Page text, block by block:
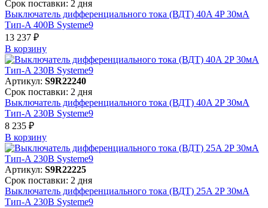
Срок поставки: 2 дня
Выключатель дифференциального тока (ВДТ) 40A 4P 30мА
Тип-A 400В Systeme9
13 237 ₽
В корзинy
Артикул: S9R22240
Срок поставки: 2 дня
Выключатель дифференциального тока (ВДТ) 40A 2P 30мА
Тип-A 230В Systeme9
8 235 ₽
В корзинy
Артикул: S9R22225
Срок поставки: 2 дня
Выключатель дифференциального тока (ВДТ) 25A 2P 30мА
Тип-A 230В Systeme9